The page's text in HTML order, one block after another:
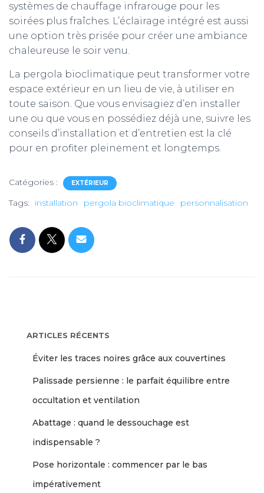
systèmes de chauffage infrarouge pour les
soirées plus fraîches. L’éclairage intégré est aussi
une option très prisée pour créer une ambiance
chaleureuse le soir venu.
La pergola bioclimatique peut transformer votre
espace extérieur en un lieu de vie, à utiliser en
toute saison. Que vous envisagiez d’en installer
une ou que vous en possédiez déjà une, suivre les
conseils d’installation et d’entretien est la clé
pour en profiter pleinement et longtemps.
Catégories : EXTÉRIEUR
Tags: installation pergola bioclimatique personnalisation
ARTICLES RÉCENTS
Éviter les traces noires grâce aux couvertines
Palissade persienne : le parfait équilibre entre
occultation et ventilation
Abattage : quand le dessouchage est
indispensable ?
Pose horizontale : commencer par le bas
impérativement